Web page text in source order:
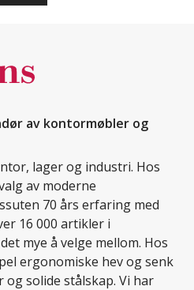
av kontormøbler og
lager og industri. Hos
av moderne
70 års erfaring med
16 000 artikler i
mye å velge mellom. Hos
ergonomiske hev og senk
solide stålskap. Vi har